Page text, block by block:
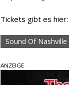
Tickets gibt es hier:
Sound Of Nashville
ANZEIGE